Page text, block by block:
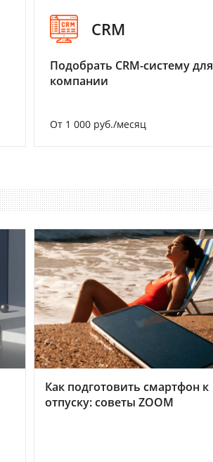
CRM
Подобрать CRM-систему для
компании
От 1 000 руб./месяц
Как подготовить смартфон к
отпуску: советы ZOOM